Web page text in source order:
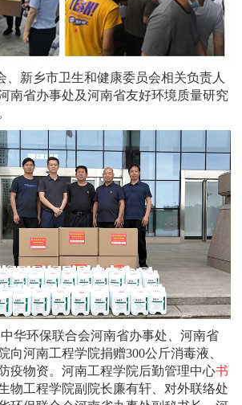
、新乡市卫生和健康委员会相关负责人
南省办事处及河南省友好环境质量研究
华环保联合会河南省办事处、河南省
向河南工程学院捐赠300公斤消毒液、
疫物资。河南工程学院后勤管理中心书
物工程学院副院长廉有轩、对外联络处